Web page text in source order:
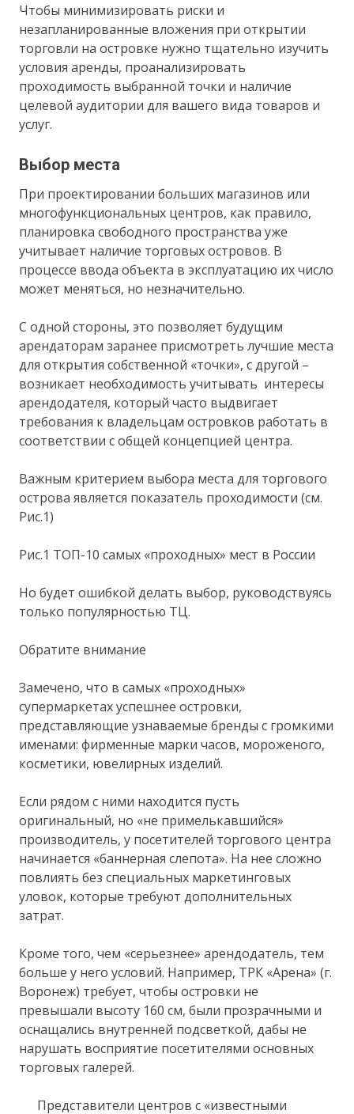
Чтобы минимизировать риски и
незапланированные вложения при открытии
торговли на островке нужно тщательно изучить
условия аренды, проанализировать
проходимость выбранной точки и наличие
целевой аудитории для вашего вида товаров и
услуг.
Выбор места
При проектировании больших магазинов или
многофункциональных центров, как правило,
планировка свободного пространства уже
учитывает наличие торговых островов. В
процессе ввода объекта в эксплуатацию их число
может меняться, но незначительно.
С одной стороны, это позволяет будущим
арендаторам заранее присмотреть лучшие места
для открытия собственной «точки», с другой –
возникает необходимость учитывать интересы
арендодателя, который часто выдвигает
требования к владельцам островков работать в
соответствии с общей концепцией центра.
Важным критерием выбора места для торгового
острова является показатель проходимости (см.
Рис.1)
Рис.1 ТОП-10 самых «проходных» мест в России
Но будет ошибкой делать выбор, руководствуясь
только популярностью ТЦ.
Обратите внимание
Замечено, что в самых «проходных»
супермаркетах успешнее островки,
представляющие узнаваемые бренды с громкими
именами: фирменные марки часов, мороженого,
косметики, ювелирных изделий.
Если рядом с ними находится пусть
оригинальный, но «не примелькавшийся»
производитель, у посетителей торгового центра
начинается «баннерная слепота». На нее сложно
повлиять без специальных маркетинговых
уловок, которые требуют дополнительных
затрат.
Кроме того, чем «серьезнее» арендодатель, тем
больше у него условий. Например, ТРК «Арена» (г.
Воронеж) требует, чтобы островки не
превышали высоту 160 см, были прозрачными и
оснащались внутренней подсветкой, дабы не
нарушать восприятие посетителями основных
торговых галерей.
Представители центров с «известными